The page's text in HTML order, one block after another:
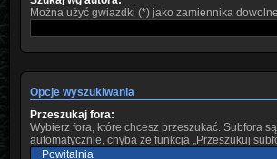
Można użyć gwiazdki (*) jako zamiennika
Opcje wyszukiwania
Przeszukaj fora:
Wybierz fora, które chcesz przeszukać. Subfora
automatycznie, chyba że funkcja „Przeszukuj